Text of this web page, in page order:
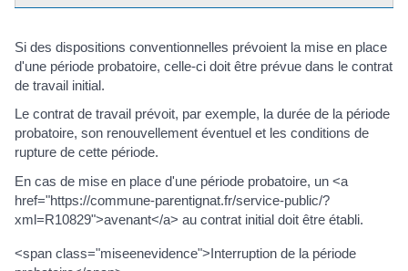
Si des dispositions conventionnelles prévoient la mise en place
d'une période probatoire, celle-ci doit être prévue dans le contrat
de travail initial.
Le contrat de travail prévoit, par exemple, la durée de la période
probatoire, son renouvellement éventuel et les conditions de
rupture de cette période.
En cas de mise en place d'une période probatoire, un <a
href="https://commune-parentignat.fr/service-public/?
xml=R10829">avenant</a> au contrat initial doit être établi.
<span class="miseenevidence">Interruption de la période